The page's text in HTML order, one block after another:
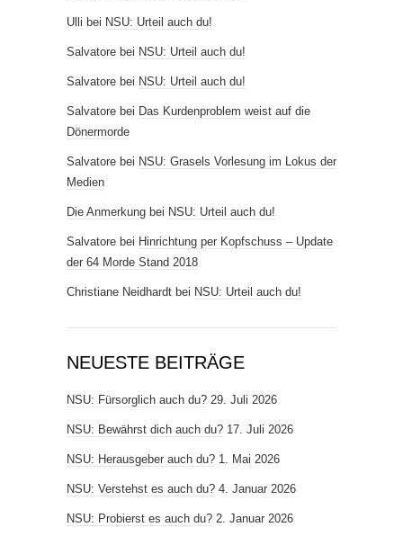
Ulli bei NSU: Urteil auch du!
Salvatore bei NSU: Urteil auch du!
Salvatore bei NSU: Urteil auch du!
Salvatore bei Das Kurdenproblem weist auf die
Dönermorde
Salvatore bei NSU: Grasels Vorlesung im Lokus der
Medien
Die Anmerkung bei NSU: Urteil auch du!
Salvatore bei Hinrichtung per Kopfschuss – Update
der 64 Morde Stand 2018
Christiane Neidhardt bei NSU: Urteil auch du!
NEUESTE BEITRÄGE
NSU: Fürsorglich auch du? 29. Juli 2026
NSU: Bewährst dich auch du? 17. Juli 2026
NSU: Herausgeber auch du? 1. Mai 2026
NSU: Verstehst es auch du? 4. Januar 2026
NSU: Probierst es auch du? 2. Januar 2026